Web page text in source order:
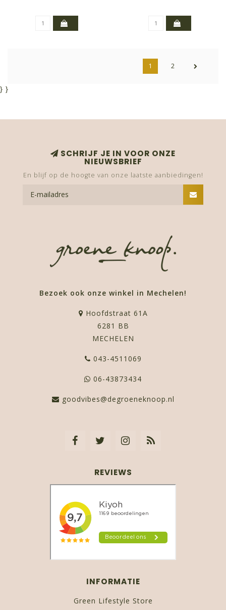
1 2
} }
SCHRIJF JE IN VOOR ONZE
NIEUWSBRIEF
En blijf op de hoogte van onze laatste aanbiedingen!
Bezoek ook onze winkel in Mechelen!
Hoofdstraat 61A
6281 BB
MECHELEN
043-4511069
06-43873434
goodvibes@degroeneknoop.nl
REVIEWS
INFORMATIE
Green Lifestyle Store